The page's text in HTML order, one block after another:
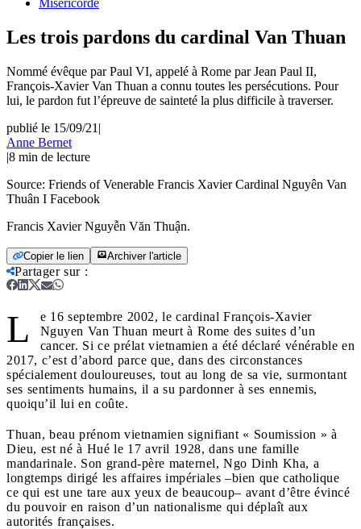
Miséricorde
Les trois pardons du cardinal Van Thuan
Nommé évêque par Paul VI, appelé à Rome par Jean Paul II,
François-Xavier Van Thuan a connu toutes les persécutions. Pour
lui, le pardon fut l’épreuve de sainteté la plus difficile à traverser.
publié le 15/09/21 |
Anne Bernet
|8 min de lecture
Source: Friends of Venerable Francis Xavier Cardinal Nguyên Van
Thuân I Facebook
Francis Xavier Nguyễn Văn Thuận.
Copier le lien Archiver l'article
Partager sur:
L
e 16 septembre 2002, le cardinal François-Xavier
Nguyen Van Thuan meurt à Rome des suites d’un
cancer. Si ce prélat vietnamien a été déclaré vénérable en
2017, c’est d’abord parce que, dans des circonstances
spécialement douloureuses, tout au long de sa vie, surmontant
ses sentiments humains, il a su pardonner à ses ennemis,
quoiqu’il lui en coûte.
Thuan, beau prénom vietnamien signifiant « Soumission » à
Dieu, est né à Hué le 17 avril 1928, dans une famille
mandarinale. Son grand-père maternel, Ngo Dinh Kha, a
longtemps dirigé les affaires impériales –bien que catholique
ce qui est une tare aux yeux de beaucoup– avant d’être évincé
du pouvoir en raison d’un nationalisme qui déplaît aux
autorités françaises.